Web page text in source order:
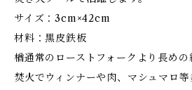
サイズ：3cm×42cm
材料：黒皮鉄板
楢通常のローストフォークより長めの
焚火でウィンナーや肉、マシュマロ等